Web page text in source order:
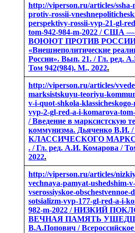
http://viperson.ru/articles/
protiv-rossii-
perspektivy-rossii-vyp-21-gl-
tom-942-984-m-2022 / США —
ВОЮЮТ ПРОТИВ
«Внешнеполитические
России». Вып. 21. / Гл. ред.
Том 942(984). М., 2022.
http://viperson.ru/articles/
marksistskuyu-teoriyu-
v-i-quot-shkola-
vyp-2-gl-red-a-i-komarova-
/ Введение в марксистскую
коммунизма. Дьяченко
КЛАССИЧЕСКОГО
. / Гл. ред. А.И. Комарова /
2022.
http://viperson.ru/articles/
vechnaya-pamyat-ushedshim-
vserossiyskoe-obschestvennoe-
sotsializm-vyp-177-gl-red-a-i-
982-m-2022 / НИЗКИЙ
ВЕЧНАЯ ПАМЯТЬ
В.А.Попович /